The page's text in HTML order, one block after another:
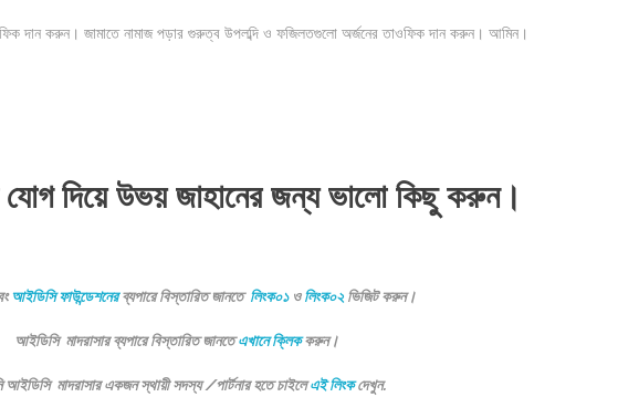
দান করুন। জামাতে নামাজ পড়ার গুরুত্ব উপলব্দি ও ফজিলতগুলো অর্জনের তাওফিক দান করুন। আমিন।
দিয়ে উভয় জাহানের জন্য ভালো কিছু করুন।
আইডিসি ফাউন্ডেশনেরব্যপারে বিস্তারিত জানতে লিংক০১ওলিংক০২ ভিজিট করুন।
আইডিসি মাদরাসার ব্যপারে বিস্তারিত জানতেএখানে ক্লিককরুন।
আইডিসি মাদরাসার একজন স্থায়ী সদস্য /পার্টনার হতে চাইলেএই লিংকদেখুন.